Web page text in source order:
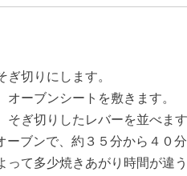
ぎ切りにします。
オーブンシートを敷きます。
そぎ切りしたレバーを並べます
ーブンで、約３５分から４０分
って多少焼きあがり時間が違